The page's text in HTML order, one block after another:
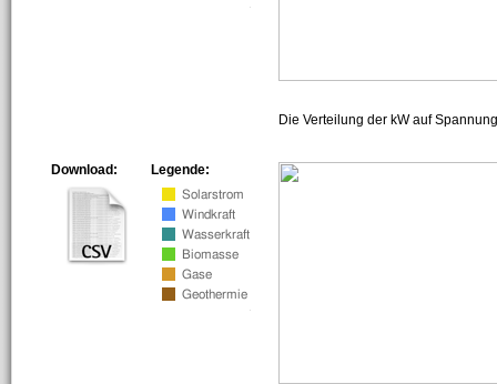
Die Verteilung der kW auf
Legende:
Download: